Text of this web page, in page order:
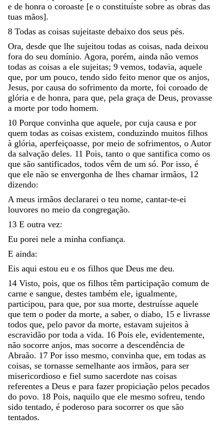
e de honra o coroaste [e o constituíste sobre as obras das
tuas mãos].
8 Todas as coisas sujeitaste debaixo dos seus pés.
Ora, desde que lhe sujeitou todas as coisas, nada deixou
fora do seu domínio. Agora, porém, ainda não vemos
todas as coisas a ele sujeitas; 9 vemos, todavia, aquele
que, por um pouco, tendo sido feito menor que os anjos,
Jesus, por causa do sofrimento da morte, foi coroado de
glória e de honra, para que, pela graça de Deus, provasse
a morte por todo homem.
10 Porque convinha que aquele, por cuja causa e por
quem todas as coisas existem, conduzindo muitos filhos
à glória, aperfeiçoasse, por meio de sofrimentos, o Autor
da salvação deles. 11 Pois, tanto o que santifica como os
que são santificados, todos vêm de um só. Por isso, é
que ele não se envergonha de lhes chamar irmãos, 12
dizendo:
A meus irmãos declararei o teu nome, cantar-te-ei
louvores no meio da congregação.
13 E outra vez:
Eu porei nele a minha confiança.
E ainda:
Eis aqui estou eu e os filhos que Deus me deu.
14 Visto, pois, que os filhos têm participação comum de
carne e sangue, destes também ele, igualmente,
participou, para que, por sua morte, destruísse aquele
que tem o poder da morte, a saber, o diabo, 15 e livrasse
todos que, pelo pavor da morte, estavam sujeitos à
escravidão por toda a vida. 16 Pois ele, evidentemente,
não socorre anjos, mas socorre a descendência de
Abraão. 17 Por isso mesmo, convinha que, em todas as
coisas, se tornasse semelhante aos irmãos, para ser
misericordioso e fiel sumo sacerdote nas coisas
referentes a Deus e para fazer propiciação pelos pecados
do povo. 18 Pois, naquilo que ele mesmo sofreu, tendo
sido tentado, é poderoso para socorrer os que são
tentados.